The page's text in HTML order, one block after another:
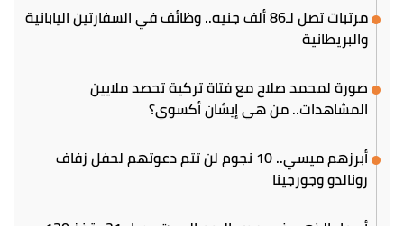
مرتبات تصل لـ86 ألف جنيه.. وظائف في السفارتين اليابانية
والبريطانية
صورة لمحمد صلاح مع فتاة تركية تحصد ملايين
المشاهدات.. من هي إيشان أكسوي؟
أبرزهم ميسي.. 10 نجوم لن تتم دعوتهم لحفل زفاف
رونالدو وجورجينا